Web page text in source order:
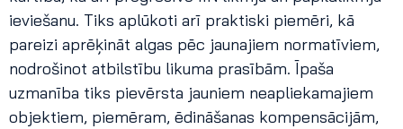
ieviešanu. Tiks aplūkoti arī praktiski piemēri, kā
pareizi aprēķināt algas pēc jaunajiem normatīviem,
nodrošinot atbilstību likuma prasībām. Īpaša
uzmanība tiks pievērsta jauniem neapliekamajiem
objektiem, piemēram, ēdināšanas kompensācijām,